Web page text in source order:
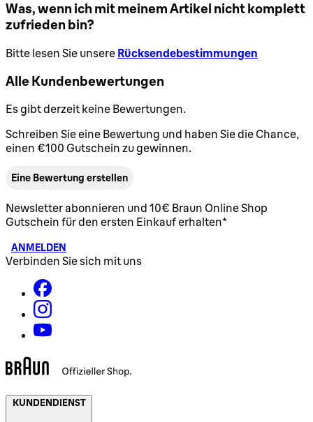
Was, wenn ich mit meinem Artikel nicht komplett
zufrieden bin?
Bitte lesen Sie unsere Rücksendebestimmungen
Alle Kundenbewertungen
Es gibt derzeit keine Bewertungen.
Schreiben Sie eine Bewertung und haben Sie die Chance,
einen €100 Gutschein zu gewinnen.
Eine Bewertung erstellen
Newsletter abonnieren und 10€ Braun Online Shop
Gutschein für den ersten Einkauf erhalten*
ANMELDEN
Verbinden Sie sich mit uns
KUNDENDIENST